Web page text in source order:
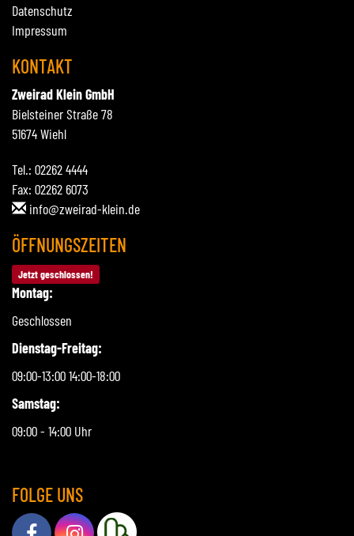
Datenschutz
Impressum
KONTAKT
Zweirad Klein GmbH
Bielsteiner Straße 78
51674 Wiehl
Tel.: 02262 4444
Fax: 02262 6073
info@zweirad-klein.de
ÖFFNUNGSZEITEN
Jetzt geschlossen!
Montag:
Geschlossen
Dienstag-Freitag:
09:00-13:00 14:00-18:00
Samstag:
09:00 - 14:00 Uhr
FOLGE UNS